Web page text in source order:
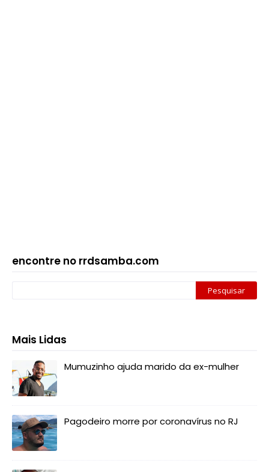
encontre no rrdsamba.com
Mais Lidas
Mumuzinho ajuda marido da ex-mulher
Pagodeiro morre por coronavírus no RJ